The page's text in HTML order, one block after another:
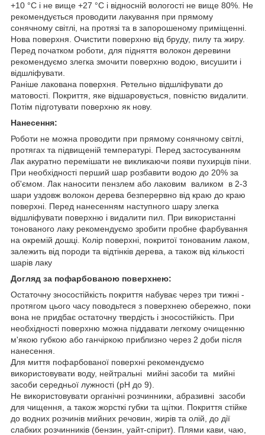
+10 °С і не вище +27 °С і відносній вологості не вище 80%. Не
рекомендується проводити лакування при прямому
сонячному світлі, на протязі та в запорошеному приміщенні.
Нова поверхня. Очистити поверхню від бруду, пилу та жиру.
Перед початком роботи, для підняття волокон деревини
рекомендуємо злегка змочити поверхню водою, висушити і
відшліфувати.
Раніше лакована поверхня. Ретельно відшліфувати до
матовості. Покриття, яке відшаровується, повністю видалити.
Потім підготувати поверхню як нову.
Нанесення:
Роботи не можна проводити при прямому сонячному світлі,
протягах та підвищеній температурі. Перед застосуванням
Лак акуратно перемішати не викликаючи появи пухирців піни.
При необхідності перший шар розбавити водою до 20% за
об'ємом. Лак наносити пензлем або лаковим валиком в 2-3
шари уздовж волокон дерева безперервно від краю до краю
поверхні. Перед нанесенням наступного шару злегка
відшліфувати поверхню і видалити пил. При використанні
тонованого лаку рекомендуємо зробити пробне фарбування
на окремій дошці. Колір поверхні, покритої тонованим лаком,
залежить від породи та відтінків дерева, а також від кількості
шарів лаку
Догляд за пофарбованою поверхнею:
Остаточну зносостійкість покриття набуває через три тижні -
протягом цього часу поводьтеся з поверхнею обережно, поки
вона не придбає остаточну твердість і зносостійкість. При
необхідності поверхню можна піддавати легкому очищенню
м'якою губкою або ганчіркою приблизно через 2 доби після
нанесення.
Для миття пофарбованої поверхні рекомендуємо
використовувати воду, нейтральні мийні засоби та мийні
засоби середньої лужності (рН до 9).
Не використовувати органічні розчинники, абразивні засоби
для чищення, а також жорсткі губки та щітки. Покриття стійке
до водних розчинів мийних речовин, жирів та олій, до дії
слабких розчинників (бензин, уайт-спірит). Плями кави, чаю,